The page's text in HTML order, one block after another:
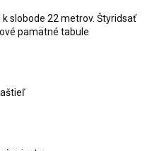
slobode 22 metrov. Štyridsať
pamätné tabule